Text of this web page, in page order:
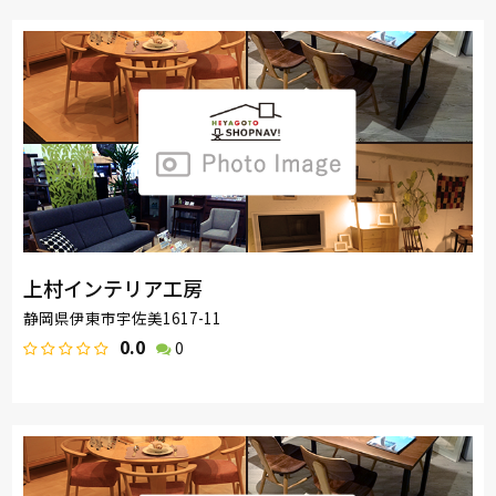
上村インテリア工房
静岡県伊東市宇佐美1617-11
0.0 0